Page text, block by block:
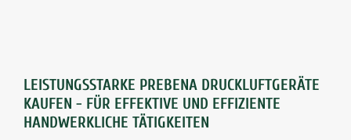
LEISTUNGSSTARKE PREBENA DRUCKLUFTGERÄTE
KAUFEN - FÜR EFFEKTIVE UND EFFIZIENTE
HANDWERKLICHE TÄTIGKEITEN